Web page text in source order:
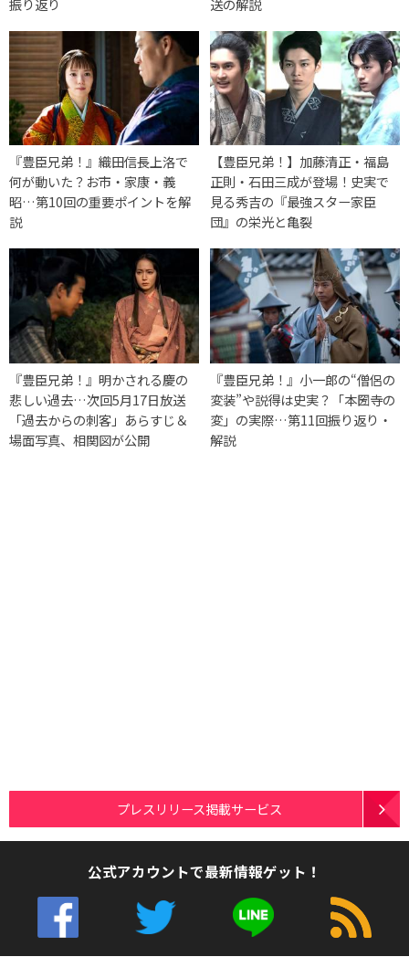
『豊臣兄弟！』織田信長上洛で
何が動いた？お市・家康・義
昭…第10回の重要ポイントを解
説
【豊臣兄弟！】加藤清正・福島
正則・石田三成が登場！史実で
見る秀吉の『最強スター家臣
団』の栄光と亀裂
『豊臣兄弟！』明かされる慶の
悲しい過去…次回5月17日放送
「過去からの刺客」あらすじ＆
場面写真、相関図が公開
『豊臣兄弟！』小一郎の“僧侶の
変装”や説得は史実？「本圀寺の
変」の実際…第11回振り返り・
解説
プレスリリース掲載サービス
公式アカウントで最新情報ゲット！